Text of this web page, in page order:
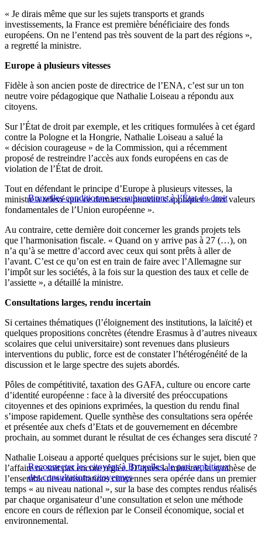
« Je dirais même que sur les sujets transports et grands
investissements, la France est première bénéficiaire des fonds
européens. On ne l’entend pas très souvent de la part des régions »,
a regretté la ministre.
Europe à plusieurs vitesses
Fidèle à son ancien poste de directrice de l’ENA, c’est sur un ton
neutre voire pédagogique que Nathalie Loiseau a répondu aux
citoyens.
Sur l’État de droit par exemple, et les critiques formulées à cet égard
contre la Pologne et la Hongrie, Nathalie Loiseau a salué la
« décision courageuse » de la Commission, qui a récemment
proposé de restreindre l’accès aux fonds européens en cas de
violation de l’État de droit.
Bruxelles conditionne ses subventions à l’État de droit
Tout en défendant le principe d’Europe à plusieurs vitesses, la
ministre a relevé que ce dernier ne pouvait s’appliquer « aux valeurs
fondamentales de l’Union européenne ».
Au contraire, cette dernière doit concerner les grands projets tels
que l’harmonisation fiscale. « Quand on y arrive pas à 27 (…), on
n’a qu’à se mettre d’accord avec ceux qui sont prêts à aller de
l’avant. C’est ce qu’on est en train de faire avec l’Allemagne sur
l’impôt sur les sociétés, à la fois sur la question des taux et celle de
l’assiette », a détaillé la ministre.
Consultations larges, rendu incertain
Si certaines thématiques (l’éloignement des institutions, la laïcité) et
quelques propositions concrètes (étendre Erasmus à d’autres niveaux
scolaires que celui universitaire) sont revenues dans plusieurs
interventions du public, force est de constater l’hétérogénéité de la
discussion et le large spectre des sujets abordés.
Pôles de compétitivité, taxation des GAFA, culture ou encore carte
d’identité européenne : face à la diversité des préoccupations
citoyennes et des opinions exprimées, la question du rendu final
s’impose rapidement. Quelle synthèse des consultations sera opérée
et présentée aux chefs d’Etats et de gouvernement en décembre
prochain, au sommet durant le résultat de ces échanges sera discuté ?
Reconnecter les citoyens à Bruxelles, le pari ambitieux
des consultations citoyennes
Nathalie Loiseau a apporté quelques précisions sur le sujet, bien que
l’affaire ne soit pas encore réglée. D’après la ministre, la synthèse de
l’ensemble des consultations citoyennes sera opérée dans un premier
temps « au niveau national », sur la base des comptes rendus réalisés
par chaque organisateur d’une consultation et selon une méthode
encore en cours de réflexion par le Conseil économique, social et
environnemental.